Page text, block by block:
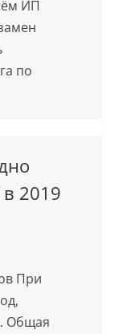
ИП
по
2019
При
Общая